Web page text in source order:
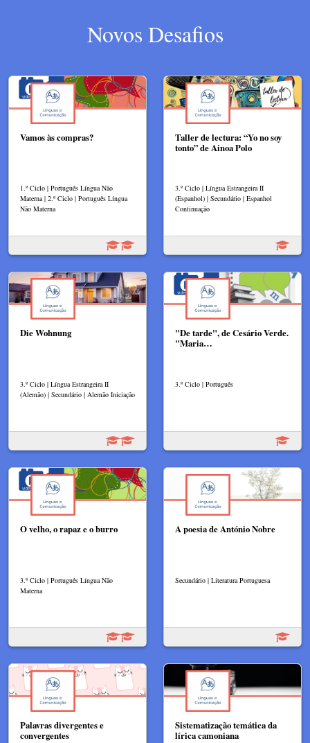
Novos Desafios
Vamos às compras?
1.º Ciclo | Português Língua Não
Materna | 2.º Ciclo | Português Língua
Não Materna
Taller de lectura: “Yo no soy
tonto” de Ainoa Polo
3.º Ciclo | Língua Estrangeira II
(Espanhol) | Secundário | Espanhol
Continuação
Die Wohnung
3.º Ciclo | Língua Estrangeira II
(Alemão) | Secundário | Alemão Iniciação
"De tarde", de Cesário Verde.
"Maria…
3.º Ciclo | Português
O velho, o rapaz e o burro
3.º Ciclo | Português Língua Não
Materna
A poesia de António Nobre
Secundário | Literatura Portuguesa
Palavras divergentes e
convergentes
Sistematização temática da
lírica camoniana